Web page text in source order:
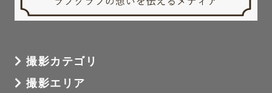
撮影カテゴリ
撮影エリア